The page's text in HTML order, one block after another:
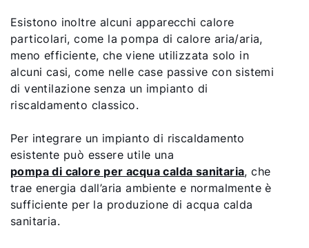
Esistono inoltre alcuni apparecchi calore
particolari, come la pompa di calore aria/aria,
meno efficiente, che viene utilizzata solo in
alcuni casi, come nelle case passive con sistemi
di ventilazione senza un impianto di
riscaldamento classico.
Per integrare un impianto di riscaldamento
esistente può essere utile una
pompa di calore per acqua calda sanitaria, che
trae energia dall’aria ambiente e normalmente è
sufficiente per la produzione di acqua calda
sanitaria.